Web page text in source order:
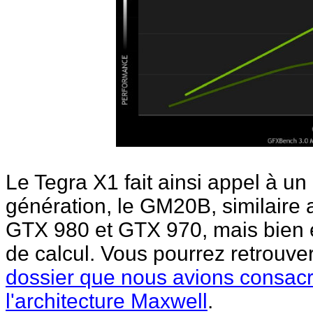
Le Tegra X1 fait ainsi appel à
génération, le GM20B, similaire
GTX 980 et GTX 970, mais
de calcul. Vous pourrez
dossier que nous avions
l'architecture Maxwell.